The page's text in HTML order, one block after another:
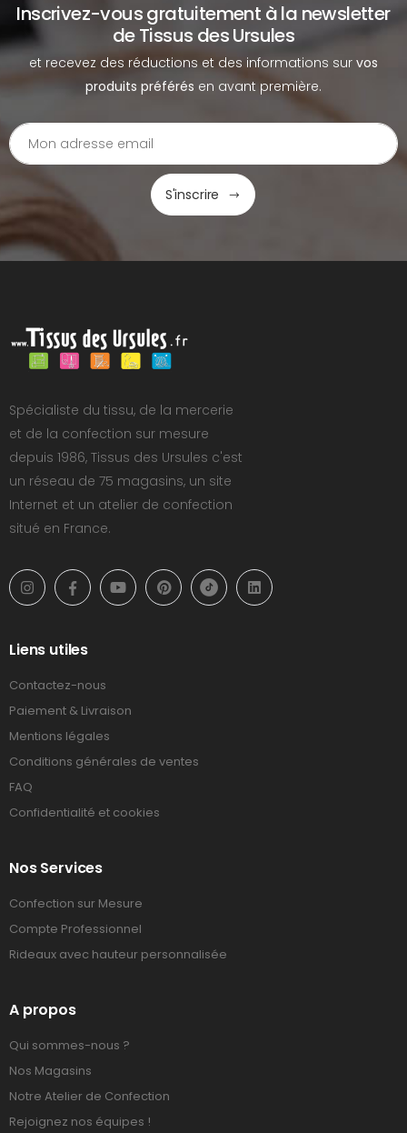
Inscrivez-vous gratuitement à la newsletter
de Tissus des Ursules
et recevez des réductions et des informations sur vos
produits préférés en avant première.
S'inscrire
Spécialiste du tissu, de la mercerie
et de la confection sur mesure
depuis 1986, Tissus des Ursules c'est
un réseau de 75 magasins, un site
Internet et un atelier de confection
situé en France.
Liens utiles
Contactez-nous
Paiement & Livraison
Mentions légales
Conditions générales de ventes
FAQ
Confidentialité et cookies
Nos Services
Confection sur Mesure
Compte Professionnel
Rideaux avec hauteur personnalisée
A propos
Qui sommes-nous ?
Nos Magasins
Notre Atelier de Confection
Rejoignez nos équipes !